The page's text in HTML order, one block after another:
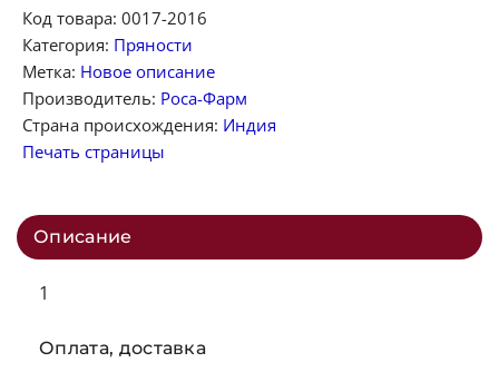
Код товара: 0017-2016
Категория: Пряности
Метка: Новое описание
Производитель: Роса-Фарм
Страна происхождения: Индия
Печать страницы
Описание
1
Оплата, доставка